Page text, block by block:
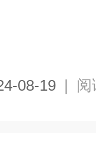
08-19 | 阅